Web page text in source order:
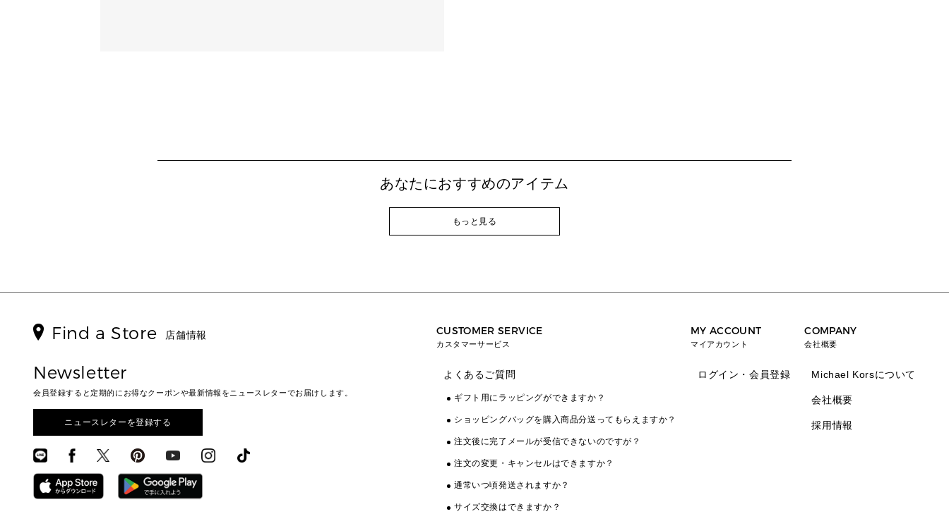
あなたにおすすめのアイテム
もっと見る
Find a Store 店舗情報
Newsletter
会員登録すると定期的にお得なクーポンや最新情報をニュースレターでお届けします。
ニュースレターを登録する
CUSTOMER SERVICE
カスタマーサービス
よくあるご質問
ギフト用にラッピングができますか？
ショッピングバッグを購入商品分送ってもらえますか？
注文後に完了メールが受信できないのですが？
注文の変更・キャンセルはできますか？
通常いつ頃発送されますか？
サイズ交換はできますか？
MY ACCOUNT
マイアカウント
ログイン・会員登録
COMPANY
会社概要
Michael Korsについて
会社概要
採用情報